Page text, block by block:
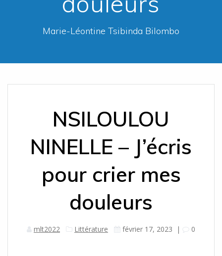
Marie-Léontine Tsibinda Bilombo
NSILOULOU
NINELLE – J’écris
pour crier mes
douleurs
mlt2022 Littérature février 17, 2023 | 0